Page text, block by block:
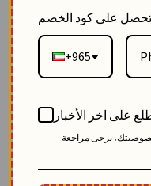
على كود الخصم
+965
على اخر الأخبار
يرجى مراجعة